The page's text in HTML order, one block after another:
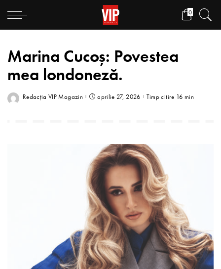
0
Marina Cucoș: Povestea
mea londoneză.
Redacția VIP Magazin aprilie 27, 2026 Timp citire 16 min